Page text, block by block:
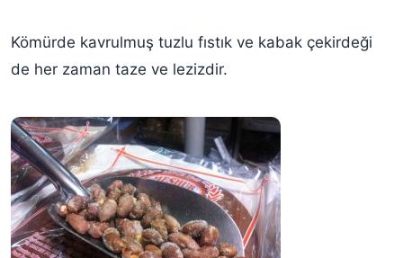
Kömürde kavrulmuş tuzlu fıstık ve kabak çekirdeği
de her zaman taze ve lezizdir.